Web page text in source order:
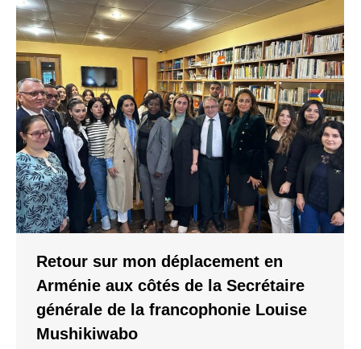
Retour sur mon déplacement en
Arménie aux côtés de la Secrétaire
générale de la francophonie Louise
Mushikiwabo